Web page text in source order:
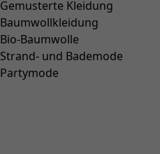
Gemusterte Kleidung
Baumwollkleidung
Bio-Baumwolle
Strand- und Bademode
Partymode